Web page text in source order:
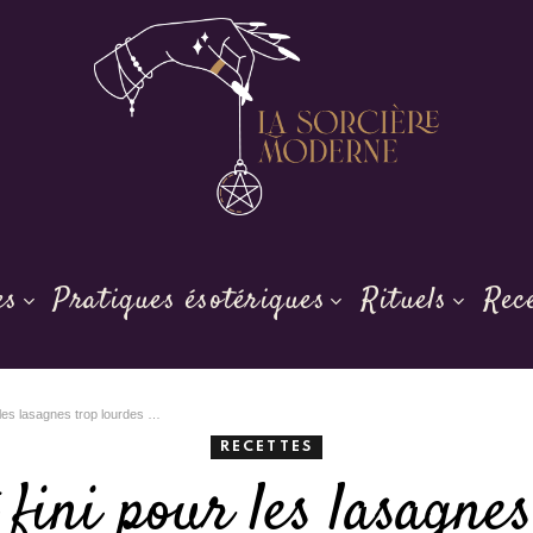
Pratiques ésotériques Rituels
cette version à la courgette devient le gratin préféré des dîners de semaine
RECETTES
fini pour les